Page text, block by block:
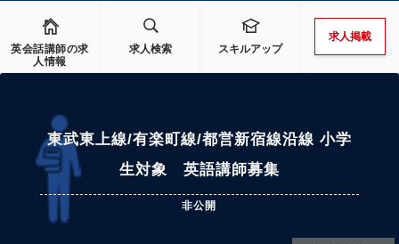
英会話講師の求
人情報
求人検索 スキルアップ
求人掲載
東武東上線/有楽町線/都営新宿線沿線 小学
生対象 英語講師募集
非公開